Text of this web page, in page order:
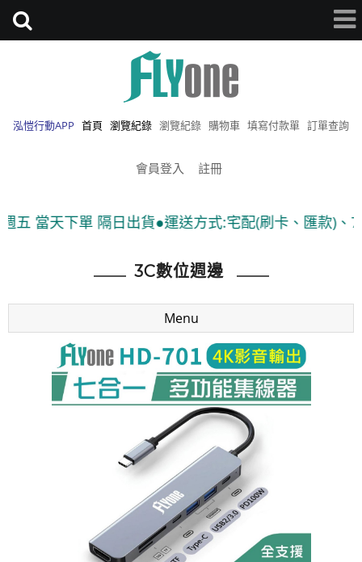
泓愷行動APP 首頁 瀏覽紀錄 瀏覽紀錄 購物車 填寫付款單 訂單查詢
會員登入 註冊
隔日出貨●運送方式:宅配(刷卡、匯款)、7-11貨到付
3C數位週邊
Menu